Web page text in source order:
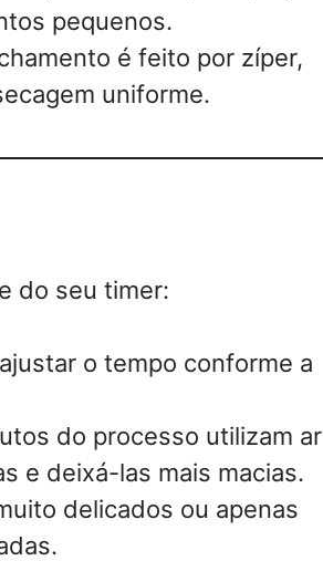
pequenos.
é feito por zíper,
uniforme.
do seu timer:
o tempo conforme a
do processo utilizam ar
e deixá-las mais macias.
delicados ou apenas